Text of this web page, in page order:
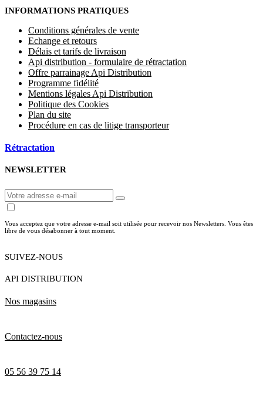
INFORMATIONS PRATIQUES
Conditions générales de vente
Echange et retours
Délais et tarifs de livraison
Api distribution - formulaire de rétractation
Offre parrainage Api Distribution
Programme fidélité
Mentions légales Api Distribution
Politique des Cookies
Plan du site
Procédure en cas de litige transporteur
Rétractation
NEWSLETTER
Vous acceptez que votre adresse e-mail soit utilisée pour recevoir nos Newsletters. Vous êtes
libre de vous désabonner à tout moment.
SUIVEZ-NOUS
API DISTRIBUTION
Nos magasins
Contactez-nous
05 56 39 75 14